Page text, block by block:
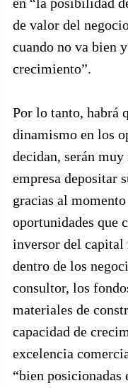
de valor del
cuando no va bien
crecimiento”.
Por lo tanto, habrá
dinamismo en los
decidan, serán
empresa depositar
gracias al
oportunidades que
inversor del capital
dentro de los
consultor, los
materiales de
capacidad de
excelencia
“bien